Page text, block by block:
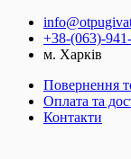
+38-(063)-
м. Харків
Повернення
Оплата та
Контакти